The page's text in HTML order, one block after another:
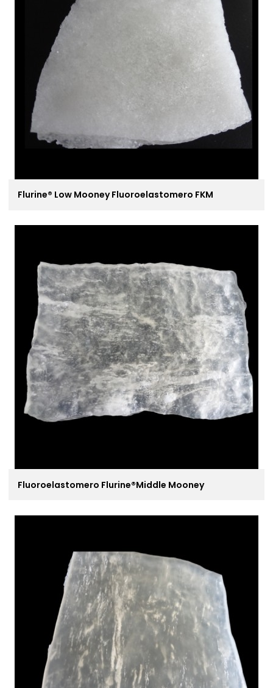
Flurine® Low Mooney Fluoroelastomero FKM
Fluoroelastomero Flurine®Middle Mooney